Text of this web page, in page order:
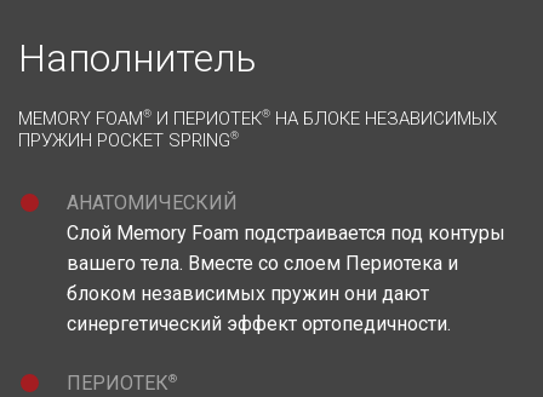
Наполнитель
MEMORY FOAM® И ПЕРИОТЕК® НА БЛОКЕ НЕЗАВИСИМЫХ
ПРУЖИН POCKET SPRING®
АНАТОМИЧЕСКИЙ
Слой Memory Foam подстраивается под контуры
вашего тела. Вместе со слоем Периотека и
блоком независимых пружин они дают
синергетический эффект ортопедичности.
ПЕРИОТЕК®